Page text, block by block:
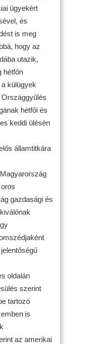
ügyekért
és
is meg
hogy az
utazik,
hétfőn
külügyek
hétfői és
keddi ülésén
államtitkára
gazdasági és
oldalán
szerint
tartozó
is
az amerikai